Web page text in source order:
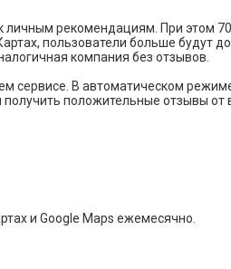
личным рекомендациям. При этом
пользователи больше будут
компания без отзывов.
сервисе. В автоматическом
получить положительные отзывы от
и Google Maps ежемесячно.